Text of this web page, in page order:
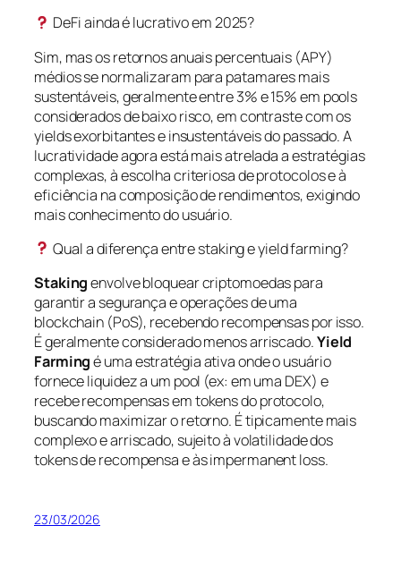
DeFi ainda é lucrativo em 2025?
Sim, mas os retornos anuais percentuais (APY)
médios se normalizaram para patamares mais
sustentáveis, geralmente entre 3% e 15% em pools
considerados de baixo risco, em contraste com os
yields exorbitantes e insustentáveis do passado. A
lucratividade agora está mais atrelada a estratégias
complexas, à escolha criteriosa de protocolos e à
eficiência na composição de rendimentos, exigindo
mais conhecimento do usuário.
Qual a diferença entre staking e yield farming?
Stakingenvolve bloquear criptomoedas para
garantir a segurança e operações de uma
blockchain (PoS), recebendo recompensas por isso.
É geralmente considerado menos arriscado.Yield
Farmingé uma estratégia ativa onde o usuário
fornece liquidez a um pool (ex: em uma DEX) e
recebe recompensas em tokens do protocolo,
buscando maximizar o retorno. É tipicamente mais
complexo e arriscado, sujeito à volatilidade dos
tokens de recompensa e às impermanent loss.
23/03/2026